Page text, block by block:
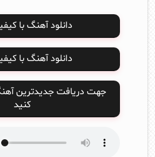
دانلود آهنگ با کیفیت
دانلود آهنگ با کیفیت
جهت دریافت جدیدترین
کنید